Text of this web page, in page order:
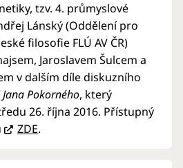
tzv. 4. průmyslové
Lánský (Oddělení pro
filosofie FLÚ AV ČR)
Jaroslavem Šulcem a
v dalším díle diskuzního
Pokorného, který
26. října 2016. Přístupný
ZDE.